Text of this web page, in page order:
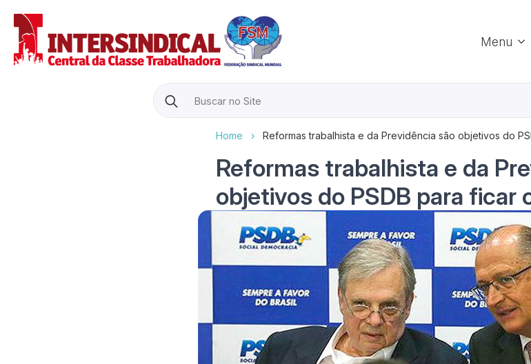
Menu
Search
for:
Home › Reformas trabalhista e da Previdência são objetivos do
Reformas trabalhista e da
objetivos do PSDB para ficar